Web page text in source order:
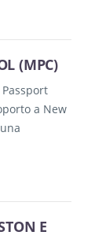
(MPC)
a New
E